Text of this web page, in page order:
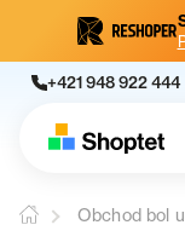
+421 948 922 444
Obchod bol